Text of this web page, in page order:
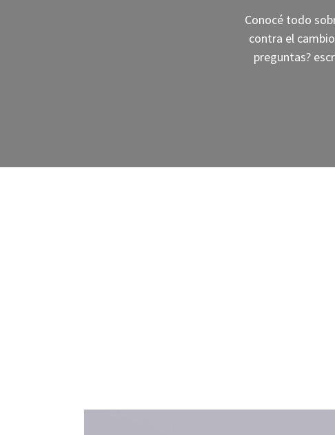
Conocé todo
contra el
preguntas?